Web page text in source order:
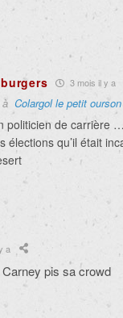
3 mois il y a
à Colargol le petit ourson
politicien de carrière
élections qu’il était
a
pis sa crowd